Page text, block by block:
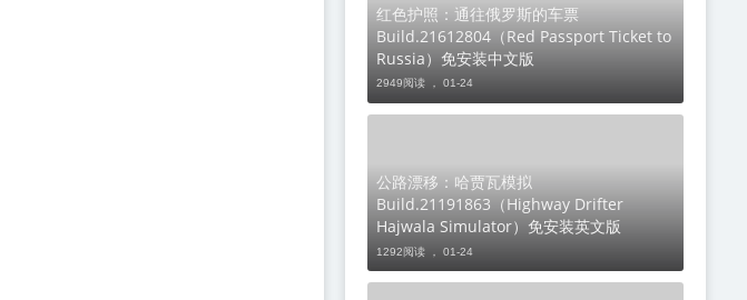
红色护照：通往俄罗斯的车票
Build.21612804（Red Passport Ticket to
Russia）免安装中文版
2949阅读 ， 01-24
公路漂移：哈贾瓦模拟
Build.21191863（Highway Drifter
Hajwala Simulator）免安装英文版
1292阅读 ， 01-24